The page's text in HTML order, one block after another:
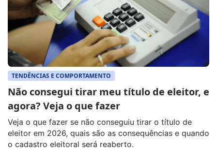
TENDÊNCIAS E COMPORTAMENTO
Não consegui tirar meu título de eleitor, e
agora? Veja o que fazer
Veja o que fazer se não conseguiu tirar o título de
eleitor em 2026, quais são as consequências e quando
o cadastro eleitoral será reaberto.